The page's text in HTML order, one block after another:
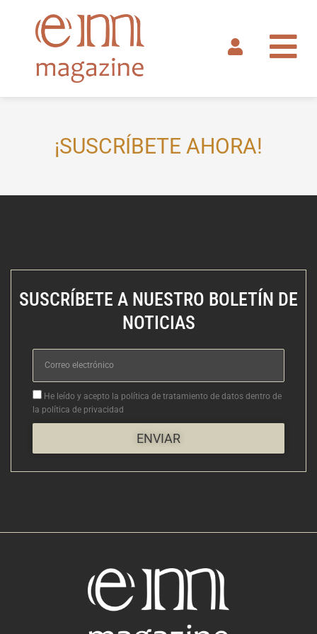
contenido
¡SUSCRÍBETE AHORA!
SUSCRÍBETE A NUESTRO BOLETÍN DE
NOTICIAS
Correo
electrónico
Aceptacion
He leído y acepto la política de tratamiento de datos dentro de
la política de privacidad
ENVIAR